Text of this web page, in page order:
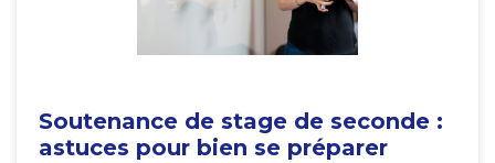
Soutenance de stage de seconde :
astuces pour bien se préparer